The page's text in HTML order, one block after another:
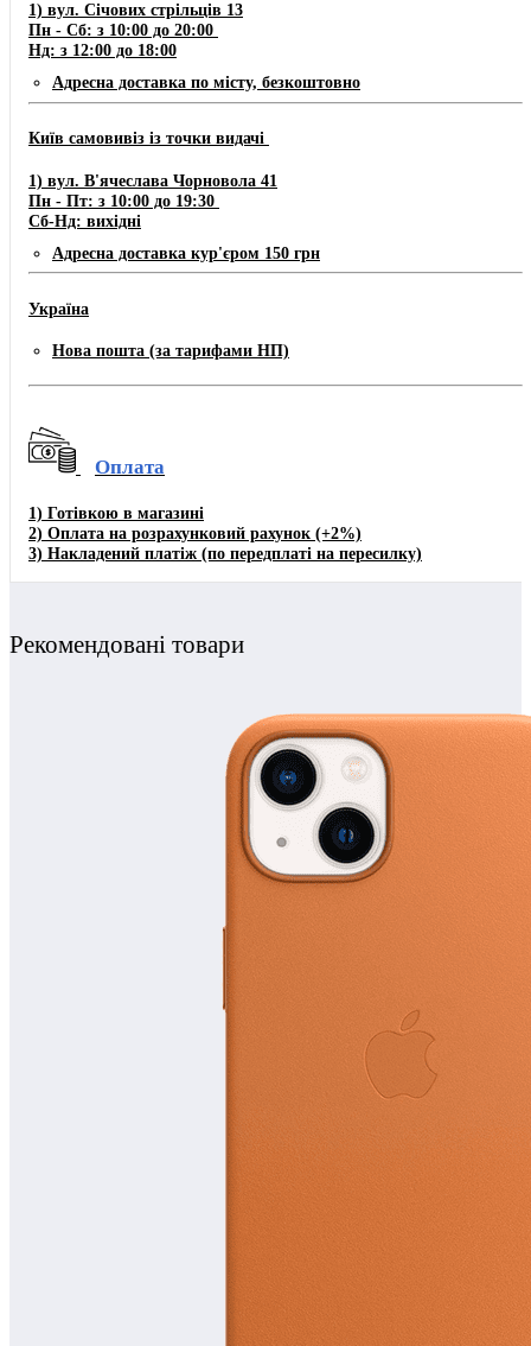
​1) ​​​вул. Січових стрільців 13
Пн - Сб: з 10:00 до 20:00
Нд: з 12:00 до 18:00
Адресна доставка по місту, безкоштовно
Київ самовивіз із точки видачі
1) вул. В'ячеслава Чорновола 41
Пн - Пт: з 10:00 до 19:30
Сб-Нд: вихідні
Адресна доставка кур'єром 150 грн
Україна
Нова пошта (за тарифами НП)
Оплата
1) Готівкою в магазині
2) Оплата на розрахунковий рахунок (+2%)
3) Накладений платіж (по передплаті на пересилку)
Рекомендовані товари